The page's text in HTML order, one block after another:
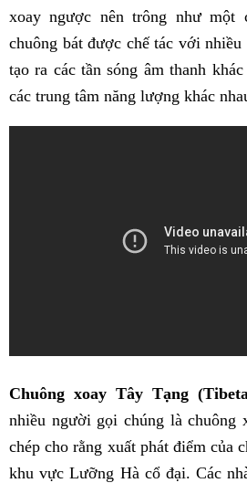
xoay ngược nên trông như một
chuông bát được chế tác với
tạo ra các tần sóng âm thanh
các trung tâm năng lượng khác
Chuông xoay Tây Tạng
nhiều người gọi chúng là chuông
chép cho rằng xuất phát điểm của
khu vực Lưỡng Hà cổ đại. Các